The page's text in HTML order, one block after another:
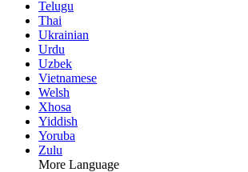
Telugu
Thai
Ukrainian
Urdu
Uzbek
Vietnamese
Welsh
Xhosa
Yiddish
Yoruba
Zulu
More Language